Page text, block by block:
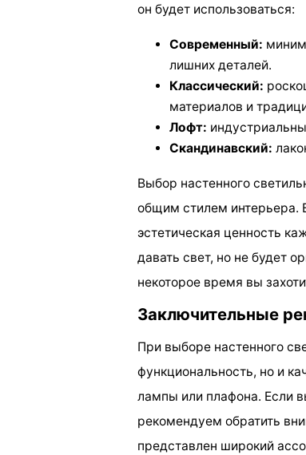
он будет использоваться:
Современный:
лишних деталей.
Классический:
материалов и
Лофт:
Скандинавский:
Выбор настенного
общим стилем интерьера.
эстетическая ценность
давать свет, но не будет
некоторое время вы
Заключительные
При выборе настенного
функциональность, но и
лампы или плафона. Если
рекомендуем обратить
представлен широкий